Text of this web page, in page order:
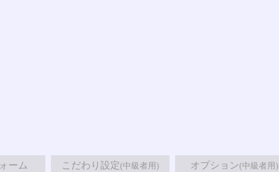
ーム こだわり設定(中級者用) オプション(中級者用)